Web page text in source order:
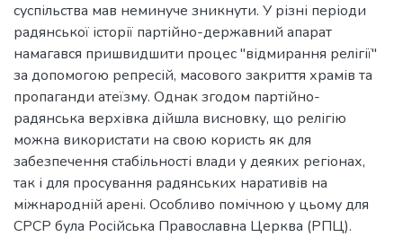
суспільства мав неминуче зникнути. У різні періоди
радянської історії партійно-державний апарат
намагався пришвидшити процес "відмирання релігії"
за допомогою репресій, масового закриття храмів та
пропаганди атеїзму. Однак згодом партійно-
радянська верхівка дійшла висновку, що релігію
можна використати на свою користь як для
забезпечення стабільності влади у деяких регіонах,
так і для просування радянських наративів на
міжнародній арені. Особливо помічною у цьому для
СРСР була Російська Православна Церква (РПЦ).